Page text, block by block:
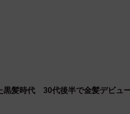
黒髪時代 30代後半で金髪デビュ